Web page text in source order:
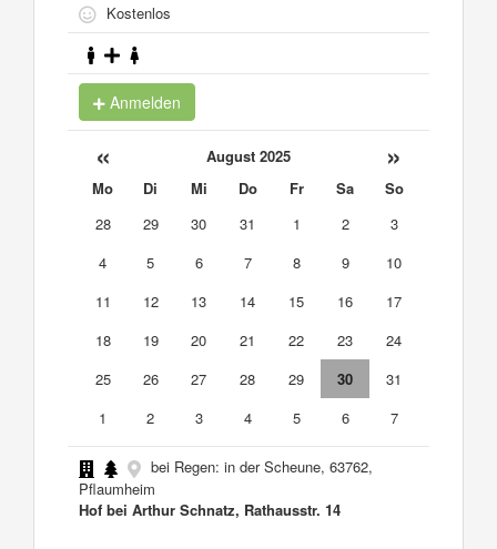
Kostenlos
Anmelden
« August 2025 »
Mo Di Mi Do Fr Sa
So
28
29 30 31 1 2
3
4
5 6 7 8 9
10
11
12 13 14 15 16
17
18
19 20 21 22 23
24
25
26 27 28 29 30
31
1
2 3 4 5 6 7
bei Regen: in der Scheune, 63762,
Pflaumheim
Hof bei Arthur Schnatz, Rathausstr. 14